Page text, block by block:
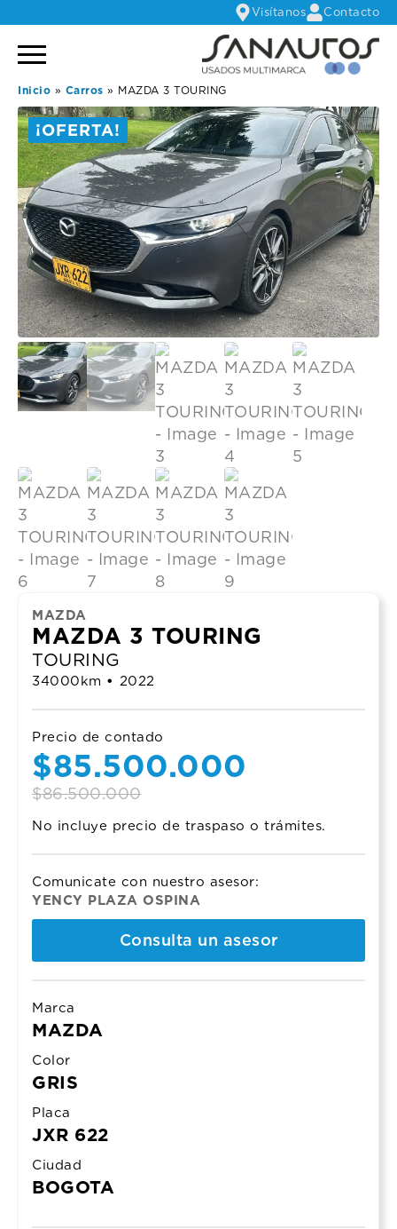
Visítanos Contacto
Inicio » Carros » MAZDA 3 TOURING
¡OFERTA!
MAZDA
MAZDA 3 TOURING
TOURING
34000km • 2022
Precio de contado
$86.500.000
Original
price
was:
$86.500.000.
$85.500.000
Current
price
is:
$85.500.000.
No incluye precio de traspaso o trámites.
Comunicate con nuestro asesor:
YENCY PLAZA OSPINA
Consulta un asesor
Marca
MAZDA
Color
GRIS
Placa
JXR 622
Ciudad
BOGOTA